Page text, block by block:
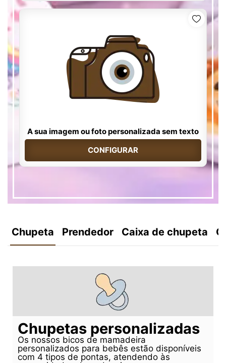
A sua imagem ou foto personalizada sem texto
CONFIGURAR
Chupeta Prendedor Caixa de chupeta
Chupetas personalizadas
Os nossos bicos de mamadeira
personalizados para bebês estão disponíveis
com 4 tipos de pontas, atendendo às